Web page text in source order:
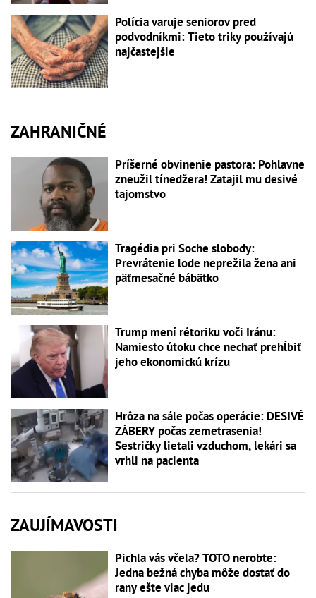
Polícia varuje seniorov pred
podvodníkmi: Tieto triky používajú
najčastejšie
ZAHRANIČNÉ
Príšerné obvinenie pastora: Pohlavne
zneužil tínedžera! Zatajil mu desivé
tajomstvo
Tragédia pri Soche slobody:
Prevrátenie lode neprežila žena ani
päťmesačné bábätko
Trump mení rétoriku voči Iránu:
Namiesto útoku chce nechať prehĺbiť
jeho ekonomickú krízu
Hrôza na sále počas operácie: DESIVÉ
ZÁBERY počas zemetrasenia!
Sestričky lietali vzduchom, lekári sa
vrhli na pacienta
ZAUJÍMAVOSTI
Pichla vás včela? TOTO nerobte:
Jedna bežná chyba môže dostať do
rany ešte viac jedu